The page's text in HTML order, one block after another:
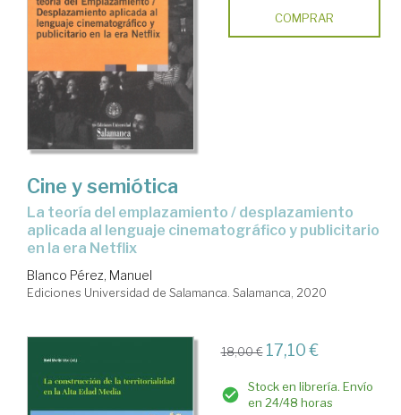
COMPRAR
Cine y semiótica
La teoría del emplazamiento / desplazamiento
aplicada al lenguaje cinematográfico y publicitario
en la era Netflix
Blanco Pérez, Manuel
Ediciones Universidad de Salamanca. Salamanca, 2020
18,00 € 17,10 €
Stock en librería. Envío
en 24/48 horas